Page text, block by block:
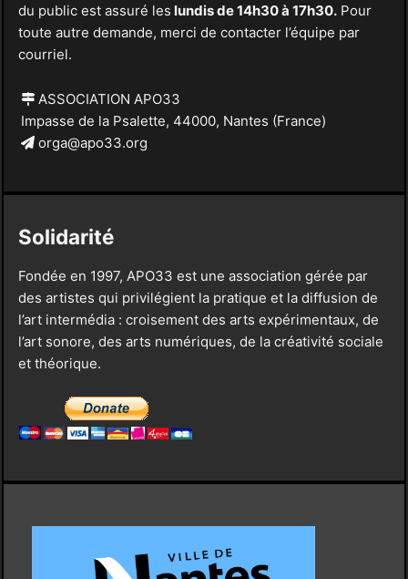
du public est assuré les lundis de 14h30 à 17h30.Pour
toute autre demande, merci de contacter l’équipe par
courriel.
ASSOCIATION APO33
Impasse de la Psalette, 44000, Nantes (France)
orga@apo33.org
Solidarité
Fondée en 1997, APO33 est une association gérée par
des artistes qui privilégient la pratique et la diffusion de
l’art intermédia : croisement des arts expérimentaux, de
l’art sonore, des arts numériques, de la créativité sociale
et théorique.